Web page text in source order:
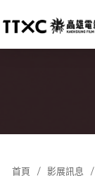
首頁 影展訊息